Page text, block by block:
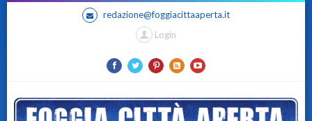
redazione@foggiacittaaperta.it
Login